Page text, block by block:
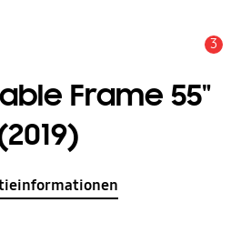
3
Frame 55"